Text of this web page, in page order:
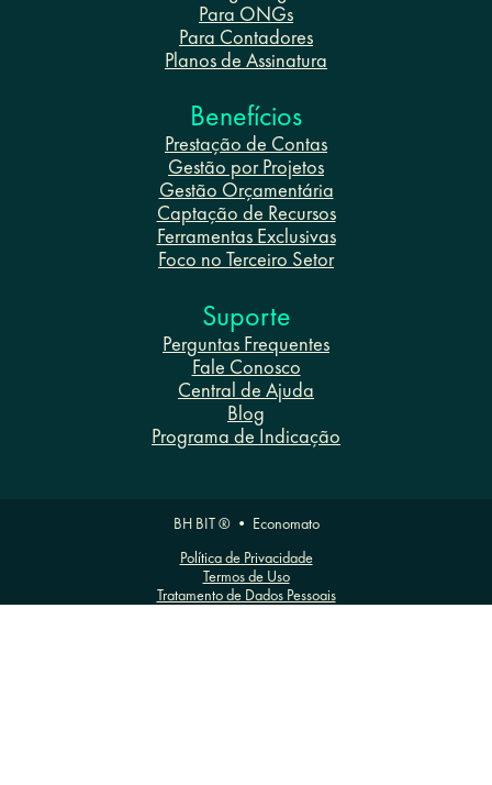
Para ONGs
Para Contadores
Planos de Assinatura
Benefícios
Prestação de Contas
Gestão por Projetos
Gestão Orçamentária
Captação de Recursos
Ferramentas Exclusivas
Foco no Terceiro Setor
Suporte
Perguntas Frequentes
Fale Conosco
Central de Ajuda
Blog
Programa de Indicação
BH BIT ® • Economato
Política de Privacidade
Termos de Uso
Tratamento de Dados Pessoais